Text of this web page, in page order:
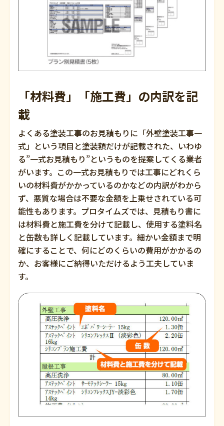
「材料費」「施工費」の内訳を記
載
よくある塗装工事のお見積もりに「外壁塗装工事一
式」という項目と塗装額だけが記載された、いわゆ
る”一式お見積もり”というものを提案してくる業者
がいます。この一式お見積もりでは工事にどれくら
いの材料費がかかっているのかなどの内訳がわから
ず、悪質な場合は不要な金額を上乗せされている可
能性もあります。プロタイムズでは、見積もり書に
は材料費と施工費を分けて記載し、使用する塗料名
と缶数も詳しく記載しています。細かい金額まで明
確にすることで、何にどのくらいの費用がかかるの
か、お客様にご納得いただけるよう工夫していま
す。